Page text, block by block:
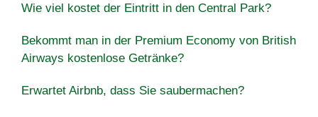
Wie viel kostet der Eintritt in den Central Park?
Bekommt man in der Premium Economy von British
Airways kostenlose Getränke?
Erwartet Airbnb, dass Sie saubermachen?